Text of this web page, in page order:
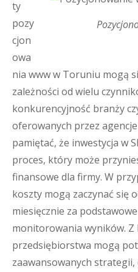
ty
pozy
cjon
owa
nia www w Toruniu mogą
zależności od wielu
konkurencyjność branży
oferowanych przez
pamiętać, że inwestycja w
proces, który może
finansowe dla firmy. W
koszty mogą zaczynać się
miesięcznie za
monitorowania wyników. Z
przedsiębiorstwa mogą
zaawansowanych strategii,